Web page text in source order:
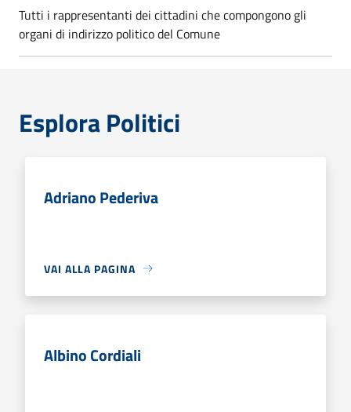
Tutti i rappresentanti dei cittadini che compongono gli
organi di indirizzo politico del Comune
Esplora Politici
Adriano Pederiva
VAI ALLA PAGINA
Albino Cordiali